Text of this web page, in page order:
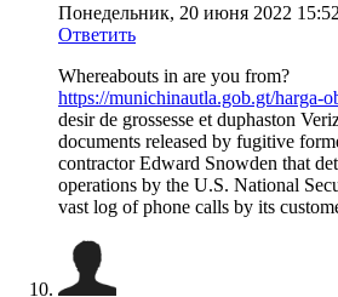
Понедельник, 20 июня 2022 15:52
Ответить
Whereabouts in are you from?
https://munichinautla.gob.gt/harga-
desir de grossesse et duphaston
documents released by fugitive
contractor Edward Snowden that
operations by the U.S. National
vast log of phone calls by its